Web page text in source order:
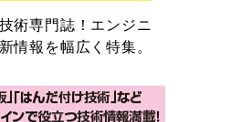
術専門誌！エンジニ
情報を幅広く特集。